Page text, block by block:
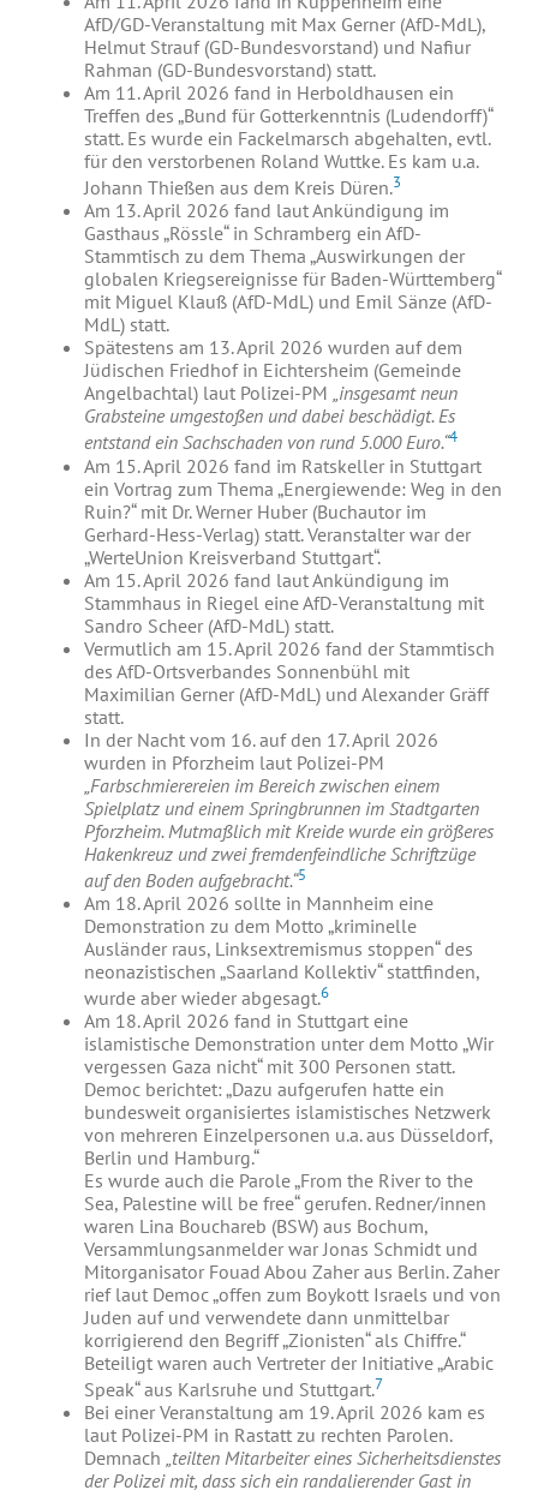
AfD/GD-Veranstaltung mit Max Gerner (AfD-MdL),
Helmut Strauf (GD-Bundesvorstand) und Nafiur
Rahman (GD-Bundesvorstand) statt.
Am 11. April 2026 fand in Herboldhausen ein
Treffen des „Bund für Gotterkenntnis (Ludendorff)“
statt. Es wurde ein Fackelmarsch abgehalten, evtl.
für den verstorbenen Roland Wuttke. Es kam u.a.
Johann Thießen aus dem Kreis Düren.3
Am 13. April 2026 fand laut Ankündigung im
Gasthaus „Rössle“ in Schramberg ein AfD-
Stammtisch zu dem Thema „Auswirkungen der
globalen Kriegsereignisse für Baden-Württemberg“
mit Miguel Klauß (AfD-MdL) und Emil Sänze (AfD-
MdL) statt.
Spätestens am 13. April 2026 wurden auf dem
Jüdischen Friedhof in Eichtersheim (Gemeinde
Angelbachtal) laut Polizei-PM „insgesamt neun
Grabsteine umgestoßen und dabei beschädigt. Es
entstand ein Sachschaden von rund 5.000 Euro.“4
Am 15. April 2026 fand im Ratskeller in Stuttgart
ein Vortrag zum Thema „Energiewende: Weg in den
Ruin?“ mit Dr. Werner Huber (Buchautor im
Gerhard-Hess-Verlag) statt. Veranstalter war der
„WerteUnion Kreisverband Stuttgart“.
Am 15. April 2026 fand laut Ankündigung im
Stammhaus in Riegel eine AfD-Veranstaltung mit
Sandro Scheer (AfD-MdL) statt.
Vermutlich am 15. April 2026 fand der Stammtisch
des AfD-Ortsverbandes Sonnenbühl mit
Maximilian Gerner (AfD-MdL) und Alexander Gräff
statt.
In der Nacht vom 16. auf den 17. April 2026
wurden in Pforzheim laut Polizei-PM
„Farbschmierereien im Bereich zwischen einem
Spielplatz und einem Springbrunnen im Stadtgarten
Pforzheim. Mutmaßlich mit Kreide wurde ein größeres
Hakenkreuz und zwei fremdenfeindliche Schriftzüge
auf den Boden aufgebracht.“5
Am 18. April 2026 sollte in Mannheim eine
Demonstration zu dem Motto „kriminelle
Ausländer raus, Linksextremismus stoppen“ des
neonazistischen „Saarland Kollektiv“ stattfinden,
wurde aber wieder abgesagt.6
Am 18. April 2026 fand in Stuttgart eine
islamistische Demonstration unter dem Motto „Wir
vergessen Gaza nicht“ mit 300 Personen statt.
Democ berichtet: „Dazu aufgerufen hatte ein
bundesweit organisiertes islamistisches Netzwerk
von mehreren Einzelpersonen u.a. aus Düsseldorf,
Berlin und Hamburg.“
Es wurde auch die Parole „From the River to the
Sea, Palestine will be free“ gerufen. Redner/innen
waren Lina Bouchareb (BSW) aus Bochum,
Versammlungsanmelder war Jonas Schmidt und
Mitorganisator Fouad Abou Zaher aus Berlin. Zaher
rief laut Democ „offen zum Boykott Israels und von
Juden auf und verwendete dann unmittelbar
korrigierend den Begriff „Zionisten“ als Chiffre.“
Beteiligt waren auch Vertreter der Initiative „Arabic
Speak“ aus Karlsruhe und Stuttgart.7
Bei einer Veranstaltung am 19. April 2026 kam es
laut Polizei-PM in Rastatt zu rechten Parolen.
Demnach „teilten Mitarbeiter eines Sicherheitsdienstes
der Polizei mit, dass sich ein randalierender Gast in